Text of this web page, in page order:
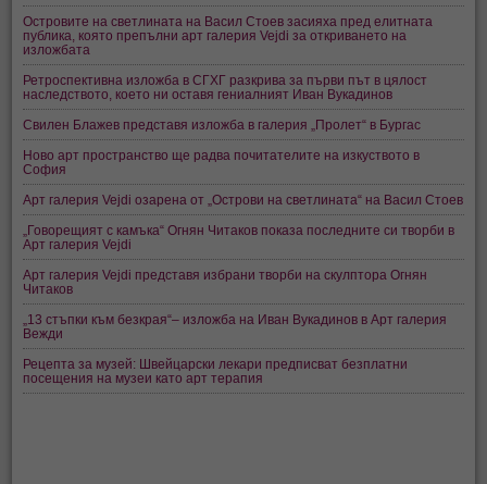
Островите на светлината на Васил Стоев засияха пред елитната
публика, която препълни арт галерия Vejdi за откриването на
изложбата
Ретроспективна изложба в СГХГ разкрива за първи път в цялост
наследството, което ни оставя гениалният Иван Вукадинов
Свилен Блажев представя изложба в галерия „Пролет“ в Бургас
Ново арт пространство ще радва почитателите на изкуството в
София
Арт галерия Vejdi озарена от „Острови на светлината“ на Васил Стоев
„Говорещият с камъка“ Огнян Читаков показа последните си творби в
Арт галерия Vejdi
Арт галерия Vejdi представя избрани творби на скулптора Огнян
Читаков
„13 стъпки към безкрая“– изложба на Иван Вукадинов в Арт галерия
Вежди
Рецепта за музей: Швейцарски лекари предписват безплатни
посещения на музеи като арт терапия